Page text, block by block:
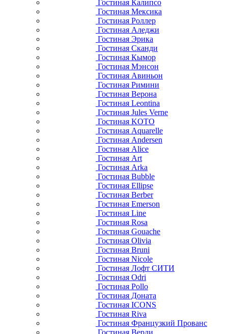
Гостиная Калипсо
Гостиная Мексика
Гостиная Роллер
Гостиная Аледжи
Гостиная Эрика
Гостиная Сканди
Гостиная Кымор
Гостиная Мэнсон
Гостиная Авиньон
Гостиная Римини
Гостиная Верона
Гостиная Leontina
Гостиная Jules Verne
Гостиная KOTO
Гостиная Aquarelle
Гостиная Andersen
Гостиная Alice
Гостиная Art
Гостиная Arka
Гостиная Bubble
Гостиная Ellipse
Гостиная Berber
Гостиная Emerson
Гостиная Line
Гостиная Rosa
Гостиная Gouache
Гостиная Olivia
Гостиная Bruni
Гостиная Nicole
Гостиная Лофт СИТИ
Гостиная Odri
Гостиная Pollo
Гостиная Доната
Гостиная ICONS
Гостиная Riva
Гостиная Французкий Прованс
Гостиная Верди